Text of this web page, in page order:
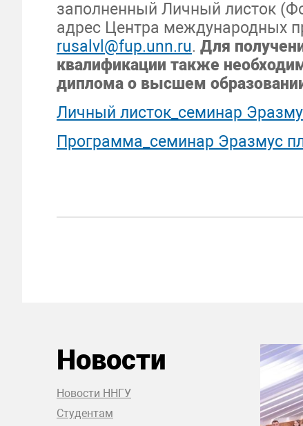
заполненный Личный листок
адрес Центра международных
rusalvl@fup.unn.ru. Для
квалификации также
диплома о высшем
Личный листок_семинар
Программа_семинар Эразмус
Новости
Новости ННГУ
Студентам